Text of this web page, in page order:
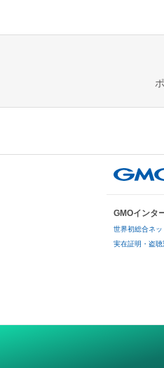
GMOインタ
世界初総合ネッ
実在証明・盗聴